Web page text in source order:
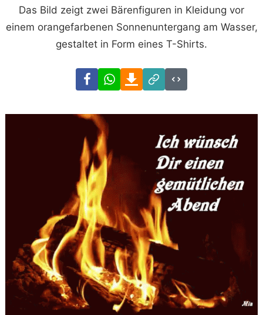
Das Bild zeigt zwei Bärenfiguren in Kleidung vor
einem orangefarbenen Sonnenuntergang am Wasser,
gestaltet in Form eines T-Shirts.
FacebookWhatsAppDownload
Link
Code